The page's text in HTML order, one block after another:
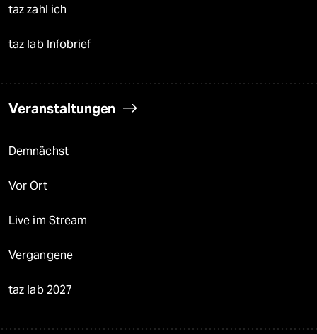
taz zahl ich
taz lab Infobrief
Veranstaltungen
Demnächst
Vor Ort
Live im Stream
Vergangene
taz lab 2027